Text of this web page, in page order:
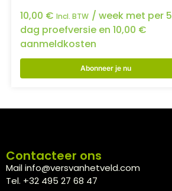
10,00 € Incl. BTW / week met per 5
dag proefversie en 10,00 €
aanmeldkosten
Abonneer je nu
Contacteer ons
Mail info@versvanhetveld.com
Tel. +32 495 27 68 47